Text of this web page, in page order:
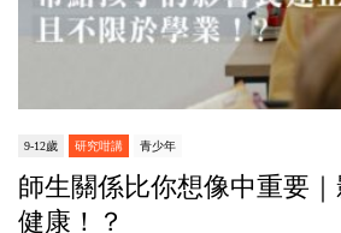
9-12歲 研究咁講 青少年
師生關係比你想像中重要
健康！？